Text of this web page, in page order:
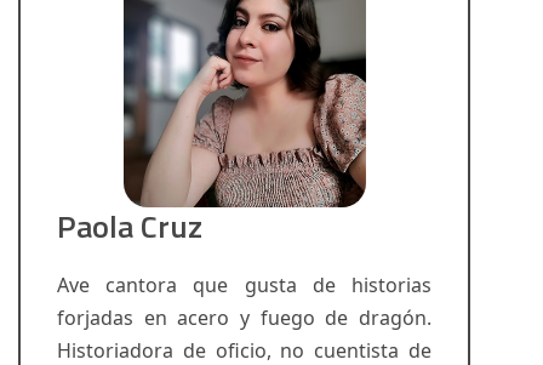
Paola Cruz
Ave cantora que gusta de historias
forjadas en acero y fuego de dragón.
Historiadora de oficio, no cuentista de